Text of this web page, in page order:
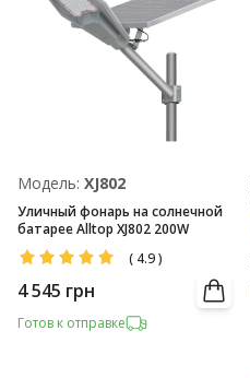
Модель: XJ802
Уличный фонарь на солнечной
батарее Alltop XJ802 200W
( 4.9)
4 545 грн
Готов к отправке